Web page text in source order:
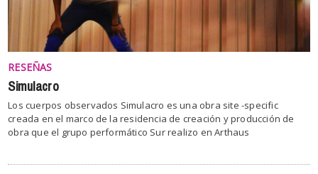
RESEÑAS
Simulacro
Los cuerpos observados Simulacro es una obra site -specific
creada en el marco de la residencia de creación y producción de
obra que el grupo performático Sur realizo en Arthaus